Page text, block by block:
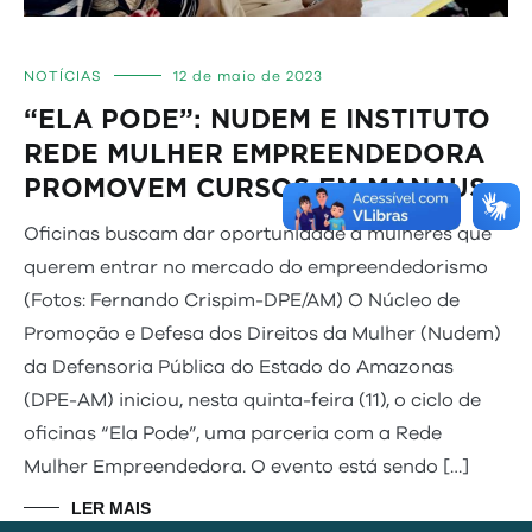
NOTÍCIAS 12 de maio de 2023
“ELA PODE”: NUDEM E INSTITUTO
REDE MULHER EMPREENDEDORA
PROMOVEM CURSOS EM MANAUS
Oficinas buscam dar oportunidade a mulheres que
querem entrar no mercado do empreendedorismo
(Fotos: Fernando Crispim-DPE/AM) O Núcleo de
Promoção e Defesa dos Direitos da Mulher (Nudem)
da Defensoria Pública do Estado do Amazonas
(DPE-AM) iniciou, nesta quinta-feira (11), o ciclo de
oficinas “Ela Pode”, uma parceria com a Rede
Mulher Empreendedora. O evento está sendo […]
LER MAIS